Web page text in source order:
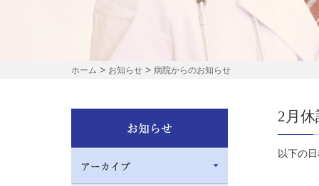
ホーム > お知らせ > 病院からのお知らせ
2月
以下の